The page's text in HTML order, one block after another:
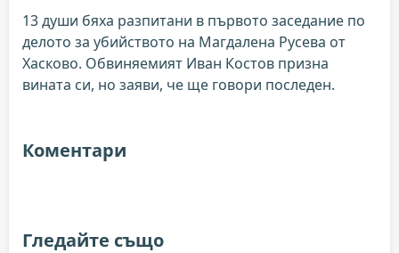
13 души бяха разпитани в първото заседание по
делото за убийството на Магдалена Русева от
Хасково. Обвиняемият Иван Костов призна
вината си, но заяви, че ще говори последен.
Коментари
Гледайте също